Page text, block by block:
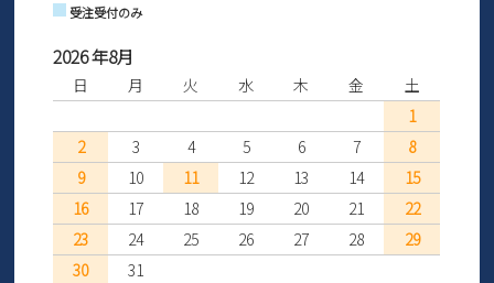
受注受付のみ
2026 年8月
日 月 火 水 木 金
土
1
2
3 4 5 6 7
8
9
10 11 12 13 14
15
16
17 18 19 20 21
22
23
24 25 26 27 28
29
30
31